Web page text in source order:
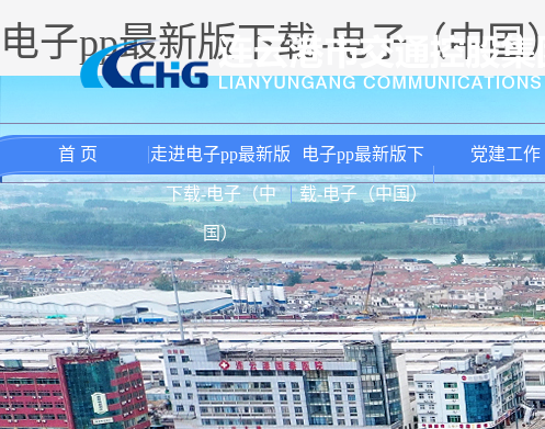
电子pp最新版下载-电子（中国）
首 页 走进电子pp最新版
下载-电子（中
国）
电子pp最新版下
载-电子（中国）
党建工作